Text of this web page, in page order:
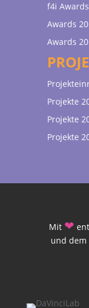
f4i
Awards
Awards
Projekte
Projekte
Projekte
Mit ❤
und dem